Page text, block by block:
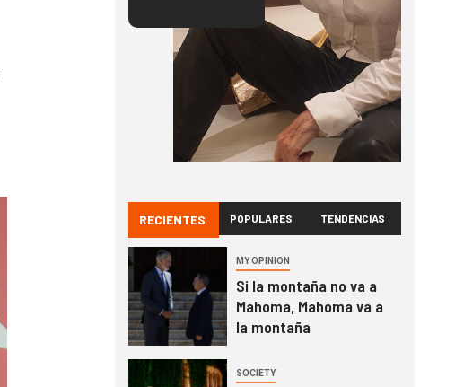
RECIENTES POPULARES TENDENCIAS
MY OPINION
Si la montaña no va a
Mahoma, Mahoma va a
la montaña
SOCIETY